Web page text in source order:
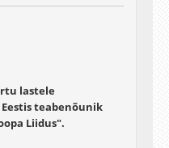
lastele
teabenõunik
Liidus".